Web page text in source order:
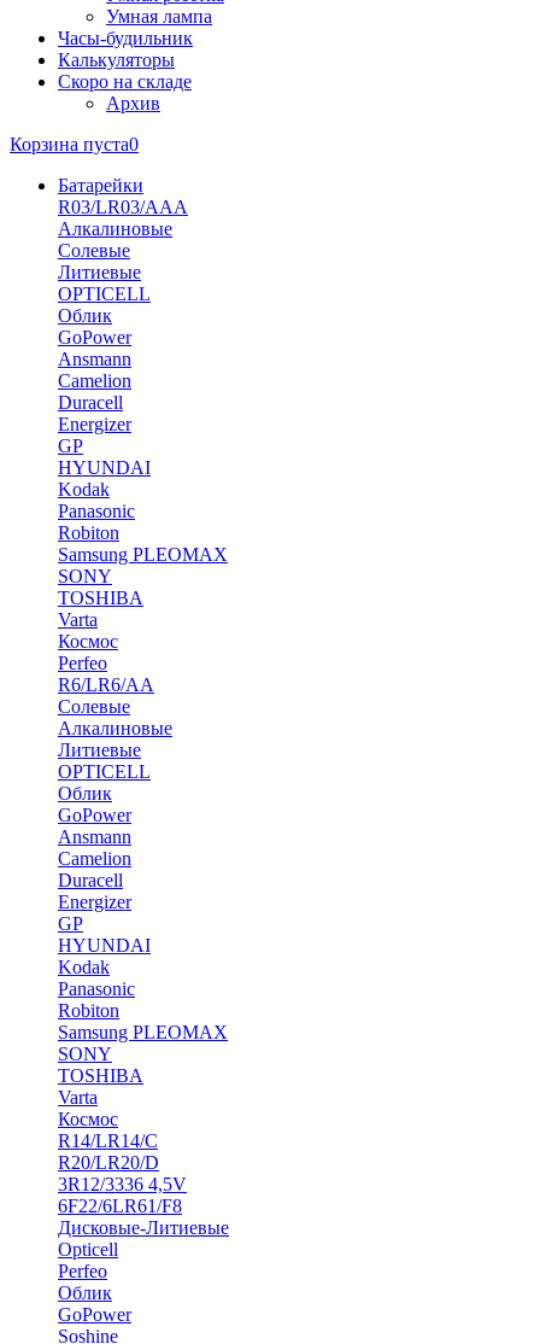
Умная лампа
Часы-будильник
Калькуляторы
Скоро на складе
Архив
Корзина пуста0
Батарейки
R03/LR03/AAA
Алкалиновые
Солевые
Литиевые
OPTICELL
Облик
GoPower
Ansmann
Camelion
Duracell
Energizer
GP
HYUNDAI
Kodak
Panasonic
Robiton
Samsung PLEOMAX
SONY
TOSHIBA
Varta
Космос
Perfeo
R6/LR6/AA
Солевые
Алкалиновые
Литиевые
OPTICELL
Облик
GoPower
Ansmann
Camelion
Duracell
Energizer
GP
HYUNDAI
Kodak
Panasonic
Robiton
Samsung PLEOMAX
SONY
TOSHIBA
Varta
Космос
R14/LR14/C
R20/LR20/D
3R12/3336 4,5V
6F22/6LR61/F8
Дисковые-Литиевые
Opticell
Perfeo
Облик
GoPower
Soshine